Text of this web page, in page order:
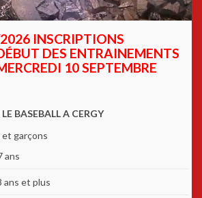
INSCRIPTIONS
DES ENTRAINEMENTS
10 SEPTEMBRE
BASEBALL A CERGY
et garçons
ans
ans et plus